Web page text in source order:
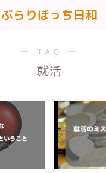
ぶらりぼっち日和
― TAG ―
就活